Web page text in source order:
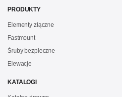
PRODUKTY
Elementy złączne
Fastmount
Śruby bezpieczne
Elewacje
KATALOGI